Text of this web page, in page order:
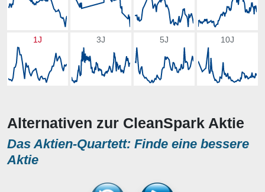
1J 3J 5J 10J
Alternativen zur CleanSpark Aktie
Das Aktien-Quartett: Finde eine bessere
Aktie